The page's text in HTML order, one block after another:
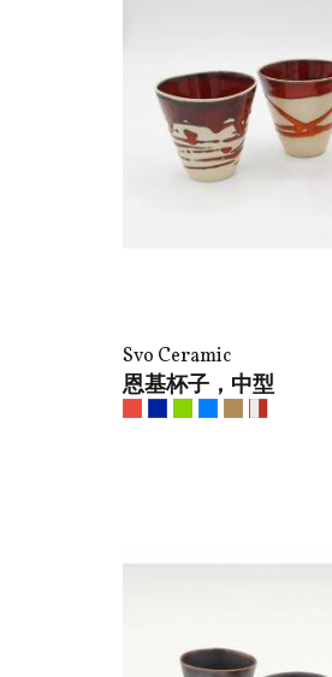
Svo Ceramic
恩基杯子，中型